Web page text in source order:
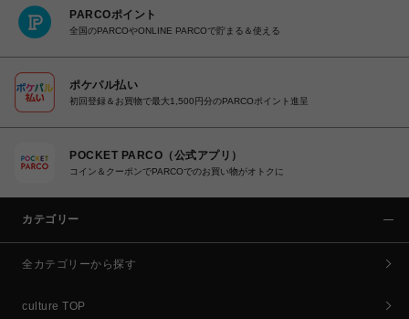
PARCOポイント
全国のPARCOやONLINE PARCOで貯まる＆使える
ポケパル払い
初回登録＆お買物で最大1,500円分のPARCOポイント進呈
POCKET PARCO（公式アプリ）
コイン＆クーポンでPARCOでのお買い物がオトクに
カテゴリー
全カテゴリーから探す
culture TOP